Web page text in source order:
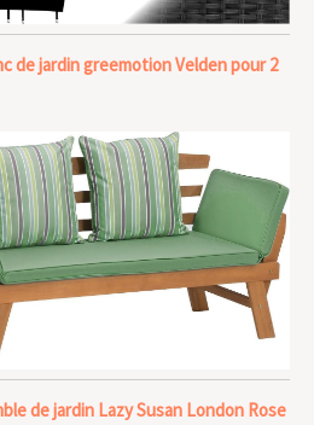
de jardin greemotion Velden pour 2
de jardin Lazy Susan London Rose